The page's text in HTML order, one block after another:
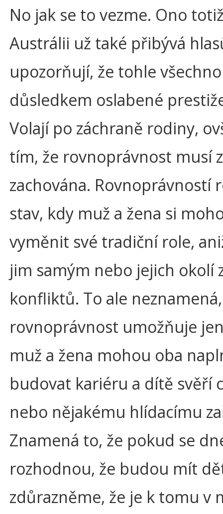
No jak se to vezme. Ono
Austrálii už také přibývá
upozorňují, že tohle
důsledkem oslabené
Volají po záchraně rodiny,
tím, že rovnoprávnost musí
zachována. Rovnoprávností
stav, kdy muž a žena si
vyměnit své tradiční role,
jim samým nebo jejich okolí
konfliktů. To ale
rovnoprávnost umožňuje
muž a žena mohou oba
budovat kariéru a dítě svěří
nebo nějakému hlídacímu
Znamená to, že pokud se
rozhodnou, že budou mít
zdůrazněme, že je k tomu v